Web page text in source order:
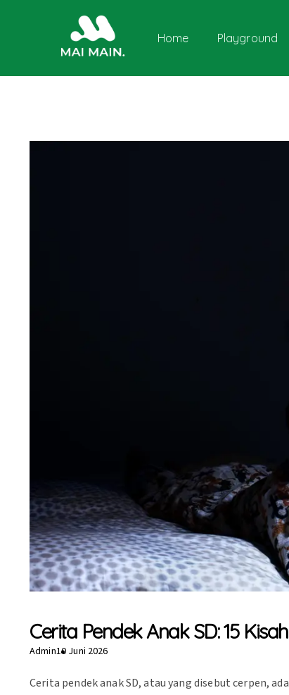
Home Playground
Cerita Pendek Anak SD: 15
Admin10 Juni 2026
Cerita pendek anak SD, atau yang disebut cerpen,